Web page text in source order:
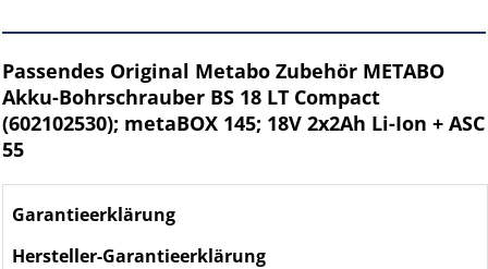
Passendes Original Metabo Zubehör METABO
Akku-Bohrschrauber BS 18 LT Compact
(602102530); metaBOX 145; 18V 2x2Ah Li-Ion + ASC
55
Garantieerklärung
Hersteller-Garantieerklärung